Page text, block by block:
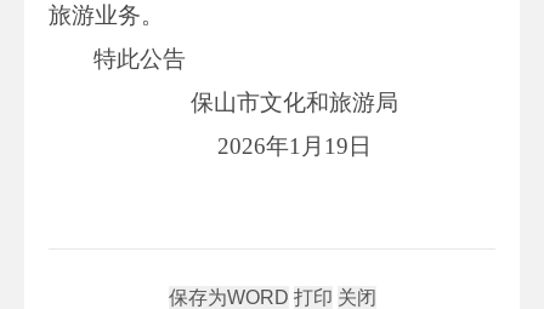
旅游业务。
特此公告
保山市文化和旅游局
2026年1月19日